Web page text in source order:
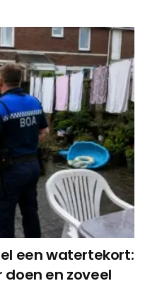
een watertekort:
en zoveel